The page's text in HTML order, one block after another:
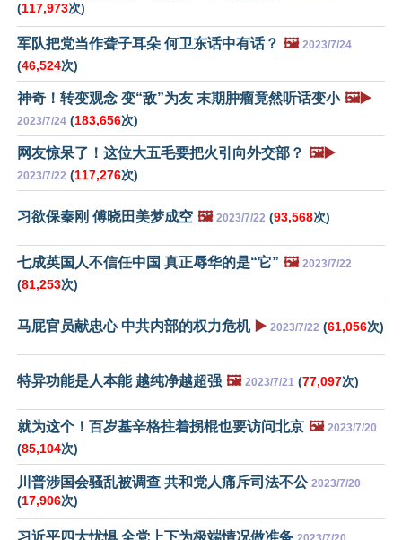
(117,973次)
军队把党当作聋子耳朵 何卫东话中有话？ 🖼️ 2023/7/24
(46,524次)
神奇！转变观念 变“敌”为友 末期肿瘤竟然听话变小 🖼️▶️
2023/7/24 (183,656次)
网友惊呆了！这位大五毛要把火引向外交部？ 🖼️▶️
2023/7/22 (117,276次)
习欲保秦刚 傅晓田美梦成空 🖼️ 2023/7/22 (93,568次)
七成英国人不信任中国 真正辱华的是“它” 🖼️ 2023/7/22
(81,253次)
马屁官员献忠心 中共内部的权力危机 ▶️ 2023/7/22 (61,056次)
特异功能是人本能 越纯净越超强 🖼️ 2023/7/21 (77,097次)
就为这个！百岁基辛格拄着拐棍也要访问北京 🖼️ 2023/7/20
(85,104次)
川普涉国会骚乱被调查 共和党人痛斥司法不公 2023/7/20
(17,906次)
习近平四大忧惧 全党上下为极端情况做准备